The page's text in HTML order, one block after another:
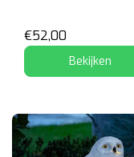
€52,00
Bekijken